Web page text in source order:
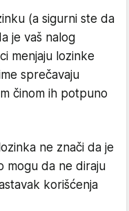
(a sigurni ste da
je vaš nalog
menjaju lozinke
sprečavaju
činom ih potpuno
ne znači da je
mogu da ne diraju
korišćenja